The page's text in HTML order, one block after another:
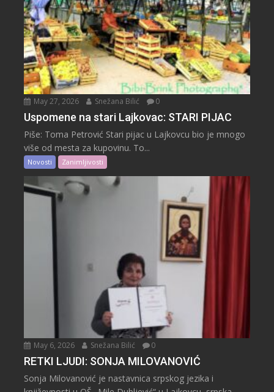
May 27, 2026 Snežana Bilić 0
Uspomene na stari Lajkovac: STARI PIJAC
Piše: Toma Petrović Stari pijac u Lajkovcu bio je mnogo
više od mesta za kupovinu. To...
Novosti Zanimljivosti
May 6, 2026 Snežana Bilić 0
RETKI LJUDI: SONJA MILOVANOVIĆ
Sonja Milovanović je nastavnica srpskog jezika i